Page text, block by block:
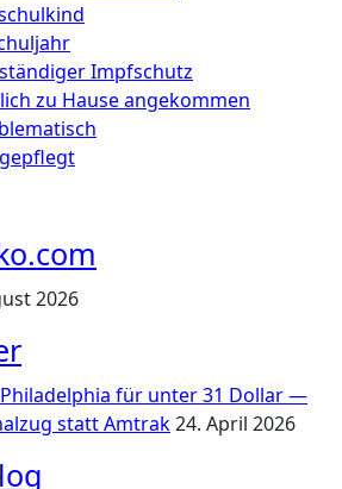
Impfschutz
zu Hause angekommen
2026
für unter 31 Dollar —
statt Amtrak24. April 2026